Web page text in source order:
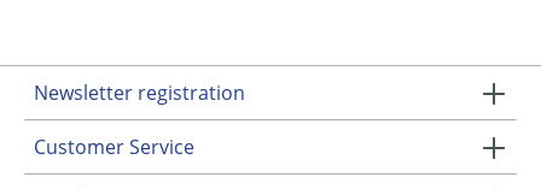
Newsletter registration
Customer Service